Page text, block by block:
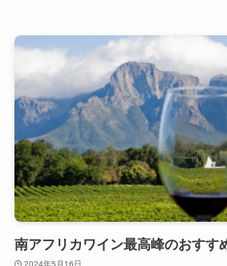
南アフリカワイン最高峰のおすす